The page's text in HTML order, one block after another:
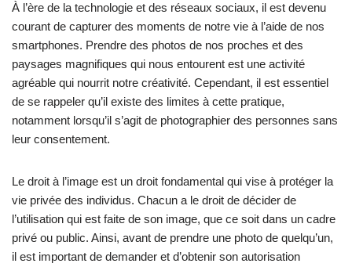
À l’ère de la technologie et des réseaux sociaux, il est devenu
courant de capturer des moments de notre vie à l’aide de nos
smartphones. Prendre des photos de nos proches et des
paysages magnifiques qui nous entourent est une activité
agréable qui nourrit notre créativité. Cependant, il est essentiel
de se rappeler qu’il existe des limites à cette pratique,
notamment lorsqu’il s’agit de photographier des personnes sans
leur consentement.
Le droit à l’image est un droit fondamental qui vise à protéger la
vie privée des individus. Chacun a le droit de décider de
l’utilisation qui est faite de son image, que ce soit dans un cadre
privé ou public. Ainsi, avant de prendre une photo de quelqu’un,
il est important de demander et d’obtenir son autorisation